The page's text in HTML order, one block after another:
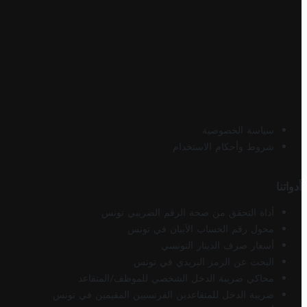
سياسة الخصوصية
شروط وأحكام الاستخدام
أدواتنا
أداة التحقق من صحة الرقم الضريبي تونس
محول رقم الحساب الآيبان في تونس
أسعار صرف الدينار التونسي
البحث عن الرمز البريدي في تونس
محاكي ضريبة الدخل الشخصي للموظف/المتقاعد
ضريبة الدخل للمتقاعدين الفرنسيين المقيمين في تونس